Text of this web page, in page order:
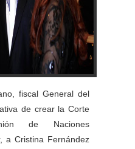
fiscal General del
de crear la Corte
de Naciones
a Cristina Fernández